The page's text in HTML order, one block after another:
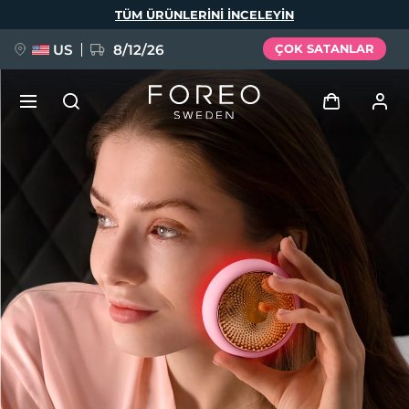
TÜM ÜRÜNLERINI INCELEYIN
US 8/12/26 ÇOK SATANLAR
Kullanici profi̇li̇
Cihazlarım
Siparişlerim
Adresim
Aboneliklerim
FAQ™ Pure Beauty-Tech Elixir
BREAKING NEWS
issa™ Teeth Whitening Set
Dil Seçimi
Deutsch
Español
Français
Italiano
Português
Polski
Svenska
Русский
Türkçe
简体中文 繁體中文